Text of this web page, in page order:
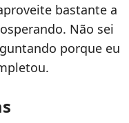
bastante a
Não sei
porque eu